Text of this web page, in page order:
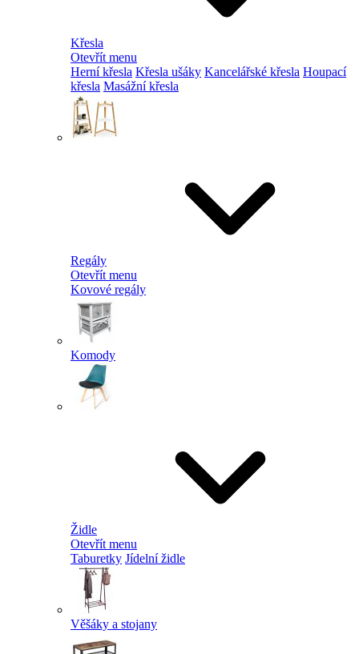
Křesla
Otevřít menu
Herní křesla Křesla ušáky Kancelářské křesla Houpací
křesla Masážní křesla
Regály
Otevřít menu
Kovové regály
Komody
Židle
Otevřít menu
Taburetky Jídelní židle
Věšáky a stojany